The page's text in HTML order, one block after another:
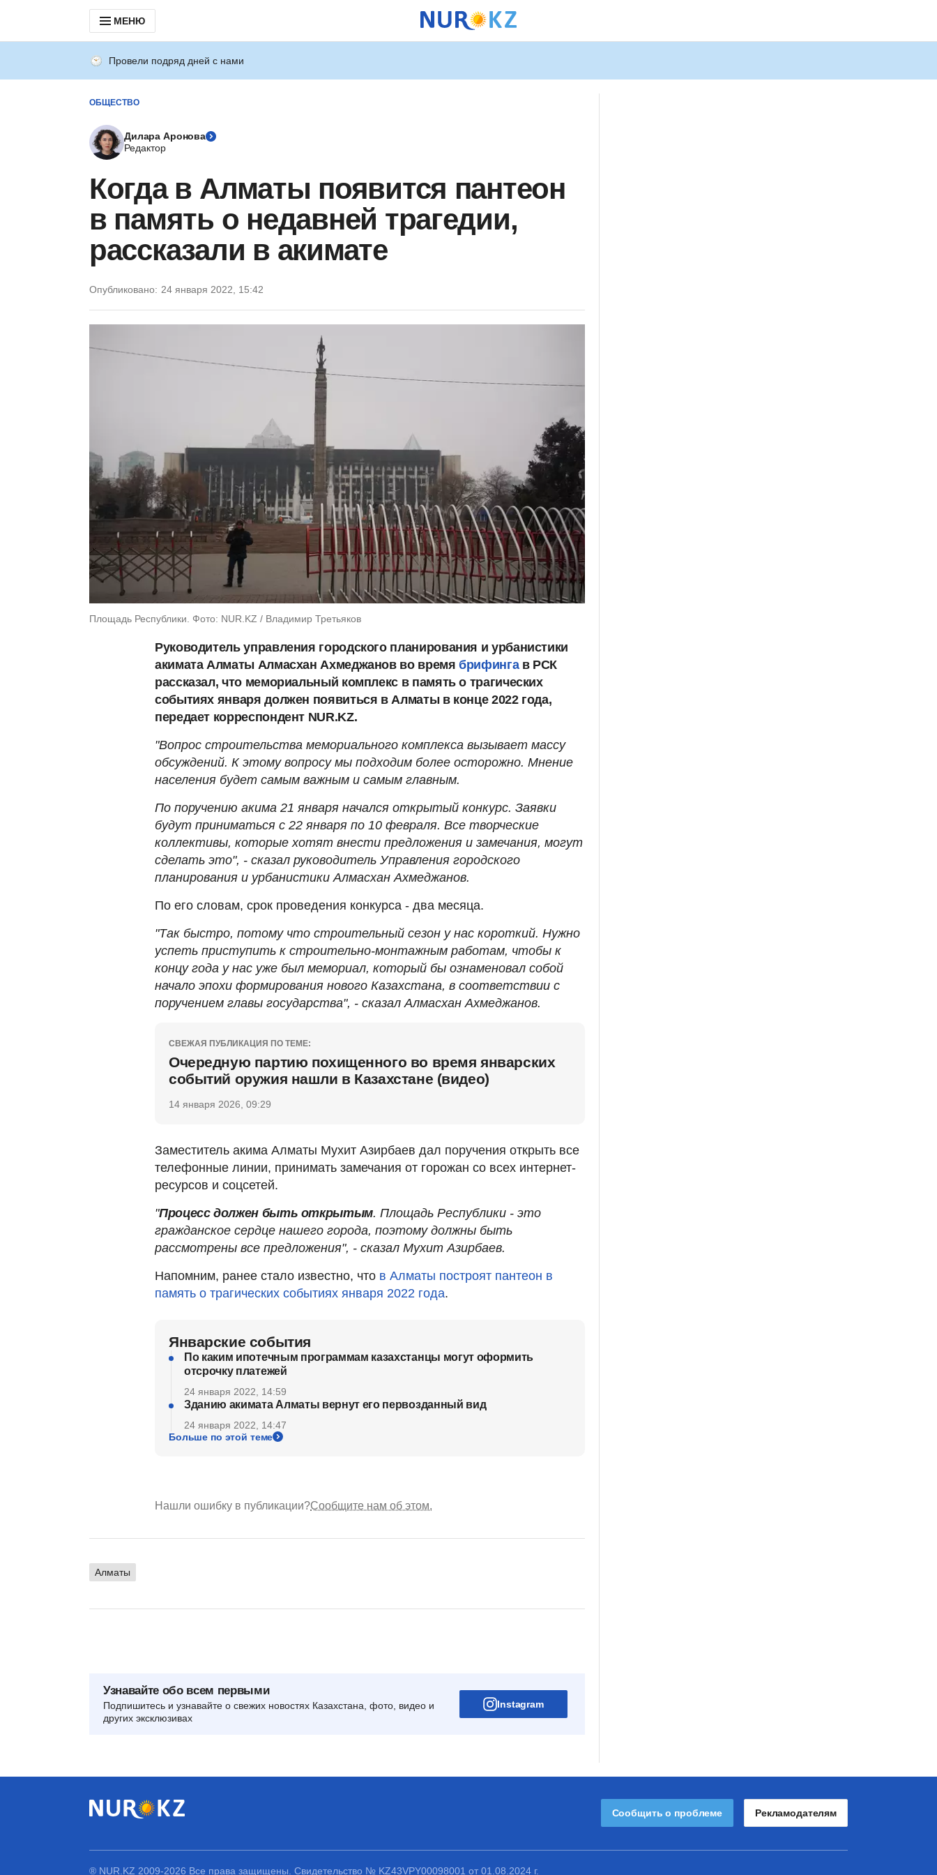
МЕНЮ
Провели подряд дней с нами
ОБЩЕСТВО
Дилара Аронова
Редактор
Когда в Алматы появится пантеон
в память о недавней трагедии,
рассказали в акимате
Опубликовано: 24 января 2022, 15:42
Площадь Республики. Фото: NUR.KZ / Владимир Третьяков
Руководитель управления городского планирования и урбанистики
акимата Алматы Алмасхан Ахмеджанов во времябрифингав РСК
рассказал, что мемориальный комплекс в память о трагических
событиях января должен появиться в Алматы в конце 2022 года,
передает корреспондент NUR.KZ.
"Вопрос строительства мемориального комплекса вызывает массу
обсуждений. К этому вопросу мы подходим более осторожно. Мнение
населения будет самым важным и самым главным.
По поручению акима 21 января начался открытый конкурс. Заявки
будут приниматься с 22 января по 10 февраля. Все творческие
коллективы, которые хотят внести предложения и замечания, могут
сделать это", - сказал руководитель Управления городского
планирования и урбанистики Алмасхан Ахмеджанов.
По его словам, срок проведения конкурса - два месяца.
"Так быстро, потому что строительный сезон у нас короткий. Нужно
успеть приступить к строительно-монтажным работам, чтобы к
концу года у нас уже был мемориал, который бы ознаменовал собой
начало эпохи формирования нового Казахстана, в соответствии с
поручением главы государства", - сказал Алмасхан Ахмеджанов.
СВЕЖАЯ ПУБЛИКАЦИЯ ПО ТЕМЕ:
Очередную партию похищенного во время январских
событий оружия нашли в Казахстане (видео)
14 января 2026, 09:29
Заместитель акима Алматы Мухит Азирбаев дал поручения открыть все
телефонные линии, принимать замечания от горожан со всех интернет-
ресурсов и соцсетей.
"Процесс должен быть открытым. Площадь Республики - это
гражданское сердце нашего города, поэтому должны быть
рассмотрены все предложения", - сказал Мухит Азирбаев.
Напомним, ранее стало известно, что в Алматы построят пантеон в
память о трагических событиях января 2022 года.
Январские события
По каким ипотечным программам казахстанцы могут оформить
отсрочку платежей
24 января 2022, 14:59
Зданию акимата Алматы вернут его первозданный вид
24 января 2022, 14:47
Больше по этой теме
Нашли ошибку в публикации?Сообщите нам об этом.
Алматы
Узнавайте обо всем первыми
Подпишитесь и узнавайте о свежих новостях Казахстана, фото, видео и
других эксклюзивах
Instagram
Сообщить о проблеме Рекламодателям
® NUR.KZ 2009-2026 Все права защищены. Свидетельство № KZ43VPY00098001 от 01.08.2024 г.